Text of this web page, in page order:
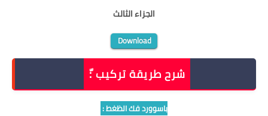
الجزاء الثالث
Download
شرح طريقة تركيب :ّ
باسوورد فك الظغط :